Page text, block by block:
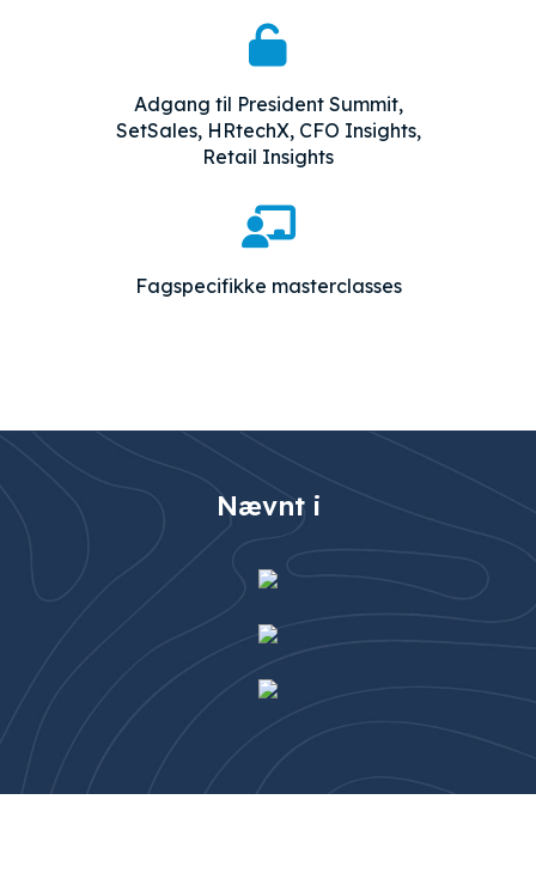
Adgang til President Summit,
SetSales, HRtechX, CFO Insights,
Retail Insights
Fagspecifikke masterclasses
Nævnt i